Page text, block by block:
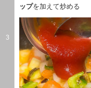
3
ップを加えて炒める